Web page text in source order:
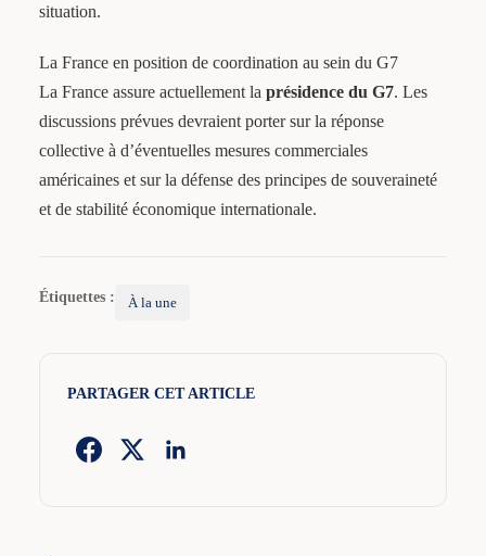
situation.
La France en position de coordination au sein du G7
La France assure actuellement la présidence du G7. Les
discussions prévues devraient porter sur la réponse
collective à d’éventuelles mesures commerciales
américaines et sur la défense des principes de souveraineté
et de stabilité économique internationale.
Étiquettes : À la une
PARTAGER CET ARTICLE